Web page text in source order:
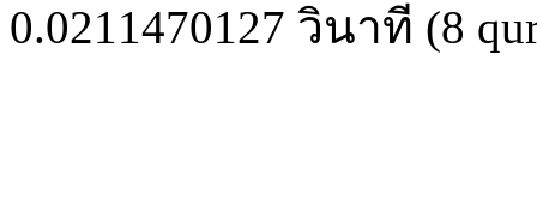
0.0211470127 วินาที (8